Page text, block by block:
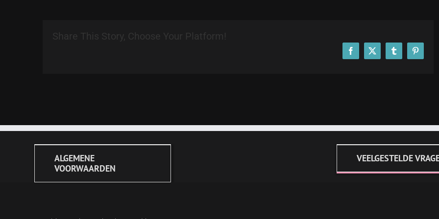
Share This Story, Choose Your Platform!
Facebook
X Tumblr
ALGEMENE
VOORWAARDEN
VEELGESTELDE